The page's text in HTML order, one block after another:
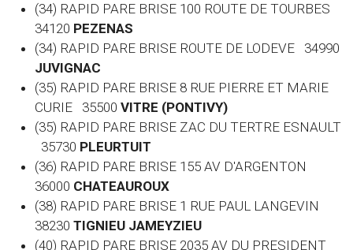
(34) RAPID PARE BRISE 100 ROUTE DE TOURBES
34120 PEZENAS
(34) RAPID PARE BRISE ROUTE DE LODEVE 34990
JUVIGNAC
(35) RAPID PARE BRISE 8 RUE PIERRE ET MARIE
CURIE 35500 VITRE (PONTIVY)
(35) RAPID PARE BRISE ZAC DU TERTRE ESNAULT
35730 PLEURTUIT
(36) RAPID PARE BRISE 155 AV D'ARGENTON
36000 CHATEAUROUX
(38) RAPID PARE BRISE 1 RUE PAUL LANGEVIN
38230 TIGNIEU JAMEYZIEU
(40) RAPID PARE BRISE 2035 AV DU PRESIDENT